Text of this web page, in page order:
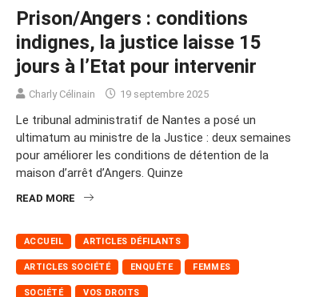
Prison/Angers : conditions
indignes, la justice laisse 15
jours à l’Etat pour intervenir
Charly Célinain 19 septembre 2025
Le tribunal administratif de Nantes a posé un
ultimatum au ministre de la Justice : deux semaines
pour améliorer les conditions de détention de la
maison d’arrêt d’Angers. Quinze
READ MORE
ACCUEIL ARTICLES DÉFILANTS
ARTICLES SOCIÉTÉ ENQUÊTE FEMMES
SOCIÉTÉ VOS DROITS